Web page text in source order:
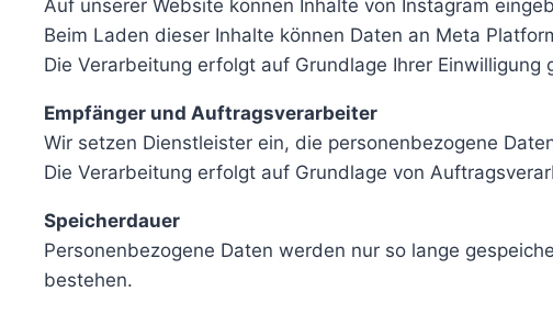
Auf unserer Website können Inhalte von Instagram
Beim Laden dieser Inhalte können Daten an Meta
Die Verarbeitung erfolgt auf Grundlage Ihrer Einwilligung
Empfänger und Auftragsverarbeiter
Wir setzen Dienstleister ein, die personenbezogene
Die Verarbeitung erfolgt auf Grundlage von
Speicherdauer
Personenbezogene Daten werden nur so lange
bestehen.